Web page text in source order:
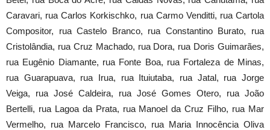
Caravari, rua Carlos Korkischko, rua Carmo Venditti, rua Cartola
Compositor, rua Castelo Branco, rua Constantino Burato, rua
Cristolândia, rua Cruz Machado, rua Dora, rua Doris Guimarães,
rua Eugênio Diamante, rua Fonte Boa, rua Fortaleza de Minas,
rua Guarapuava, rua Irua, rua Ituiutaba, rua Jatal, rua Jorge
Veiga, rua José Caldeira, rua José Gomes Otero, rua João
Bertelli, rua Lagoa da Prata, rua Manoel da Cruz Filho, rua Mar
Vermelho, rua Marcelo Francisco, rua Maria Innocência Oliva